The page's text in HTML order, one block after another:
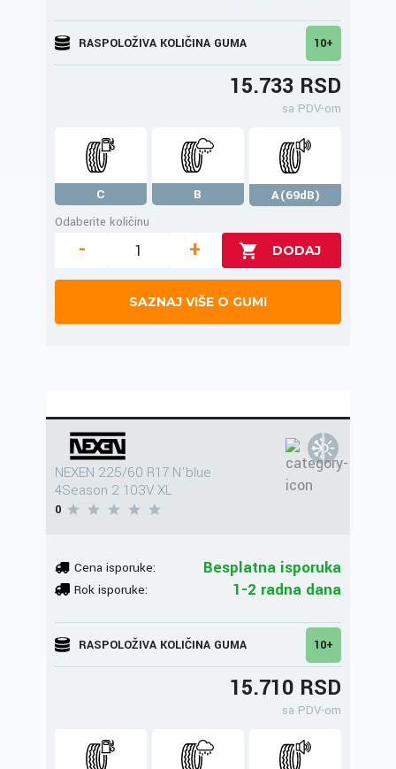
RASPOLOŽIVA KOLIČINA GUMA 10+
15.733 RSD
sa PDV-om
C B
A(69dB)
Odaberite količinu
- +
SAZNAJ VIŠE O GUMI
NEXEN 225/60 R17 N'blue
4Season 2 103V XL
0
Cena isporuke: Besplatna isporuka
Rok isporuke: 1-2 radna dana
RASPOLOŽIVA KOLIČINA GUMA 10+
15.710 RSD
sa PDV-om